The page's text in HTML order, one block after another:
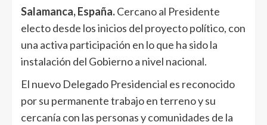
Salamanca, España.Cercano al Presidente
electo desde los inicios del proyecto político, con
una activa participación en lo que ha sido la
instalación del Gobierno a nivel nacional.
El nuevo Delegado Presidencial es reconocido
por su permanente trabajo en terreno y su
cercanía con las personas y comunidades de la